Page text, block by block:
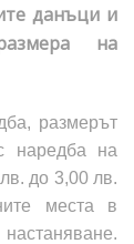
данъци и
на
размерът
наредба на
до 3,00 лв.
места в